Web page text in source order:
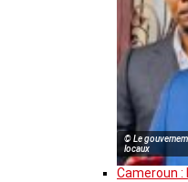
© Le
locaux
Cameroun :